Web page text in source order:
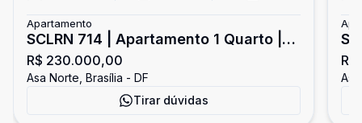
Apartamento
SCLRN 714 | Apartamento 1 Quarto |
Asa Norte
R$ 230.000,00
Asa Norte, Brasília - DF
Tirar dúvidas